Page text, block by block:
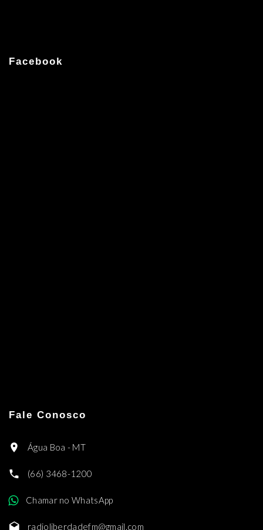
Facebook
Fale Conosco
Água Boa - MT
(66) 3468-1200
Chamar no WhatsApp
radioliberdadefm@gmail.com